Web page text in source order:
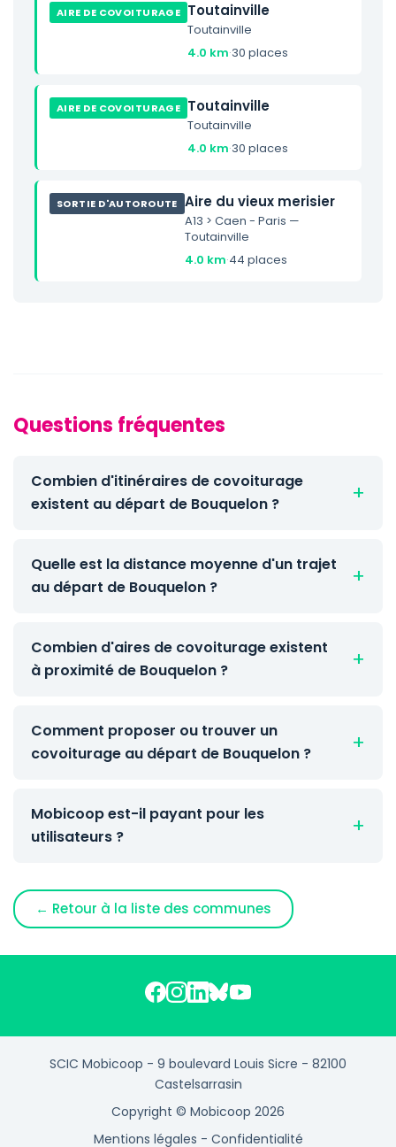
AIRE DE COVOITURAGE Toutainville
Toutainville
4.0 km·30 places
AIRE DE COVOITURAGE Toutainville
Toutainville
4.0 km·30 places
SORTIE D'AUTOROUTE Aire du vieux merisier
A13 > Caen - Paris —
Toutainville
4.0 km·44 places
Questions fréquentes
Combien d'itinéraires de covoiturage
existent au départ de Bouquelon ?
Quelle est la distance moyenne d'un trajet
au départ de Bouquelon ?
Combien d'aires de covoiturage existent
à proximité de Bouquelon ?
Comment proposer ou trouver un
covoiturage au départ de Bouquelon ?
Mobicoop est-il payant pour les
utilisateurs ?
← Retour à la liste des communes
SCIC Mobicoop - 9 boulevard Louis Sicre - 82100
Castelsarrasin
Copyright © Mobicoop 2026
Mentions légales - Confidentialité